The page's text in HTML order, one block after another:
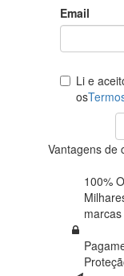
Email
Li e
os
Vantagens de
100%
marcas